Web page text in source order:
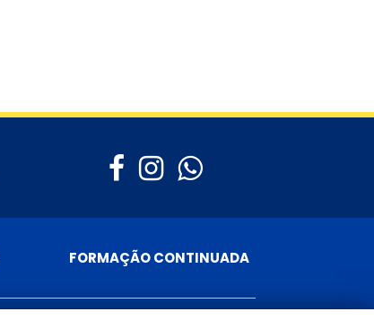
FORMAÇÃO CONTINUADA